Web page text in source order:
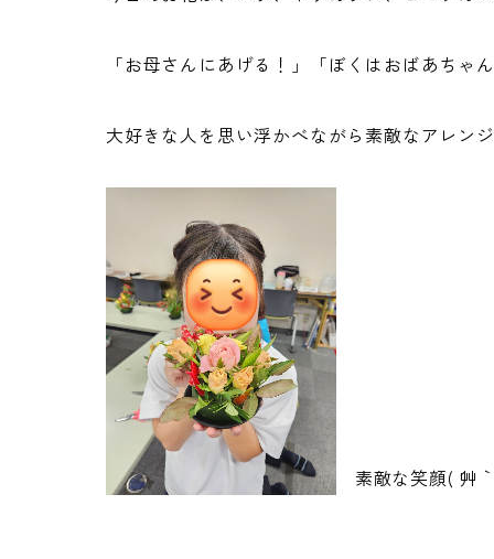
「お母さんにあげる！」「ぼくはおばあちゃ
大好きな人を思い浮かべながら素敵なアレン
素敵な笑顔( ´艸